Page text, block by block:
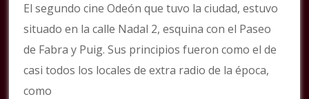
El segundo cine Odeón que tuvo la ciudad, estuvo
situado en la calle Nadal 2, esquina con el Paseo
de Fabra y Puig. Sus principios fueron como el de
casi todos los locales de extra radio de la época,
como